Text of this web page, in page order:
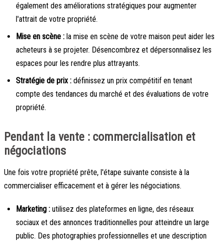
également des améliorations stratégiques pour augmenter
l'attrait de votre propriété.
Mise en scène : la mise en scène de votre maison peut aider les
acheteurs à se projeter. Désencombrez et dépersonnalisez les
espaces pour les rendre plus attrayants.
Stratégie de prix : définissez un prix compétitif en tenant
compte des tendances du marché et des évaluations de votre
propriété.
Pendant la vente : commercialisation et
négociations
Une fois votre propriété prête, l'étape suivante consiste à la
commercialiser efficacement et à gérer les négociations.
Marketing : utilisez des plateformes en ligne, des réseaux
sociaux et des annonces traditionnelles pour atteindre un large
public. Des photographies professionnelles et une description